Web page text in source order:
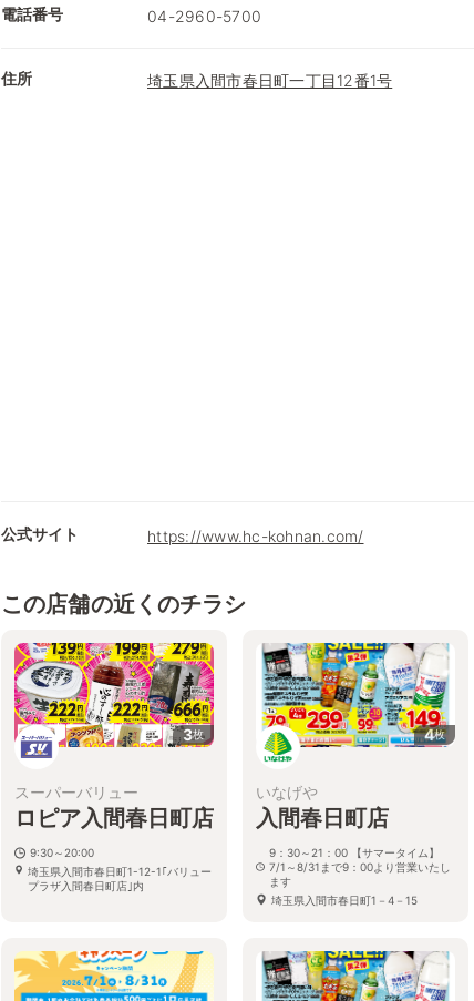
電話番号 04-2960-5700
住所 埼玉県入間市春日町一丁目12番1号
公式サイト https://www.hc-kohnan.com/
この店舗の近くのチラシ
3枚
スーパーバリュー
ロピア入間春日町店
9:30～20:00
埼玉県入間市春日町1-12-1｢バリュー
プラザ入間春日町店｣内
4枚
いなげや
入間春日町店
9：30～21：00 【サマータイム】
7/1～8/31まで9：00より営業いたし
ます
埼玉県入間市春日町1－4－15